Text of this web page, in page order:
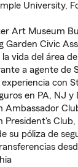
University,
Art Museum
Garden Civic
vida del área
a agente de
experiencia con
en PA, NJ y
Ambassador
President's Club,
su póliza de